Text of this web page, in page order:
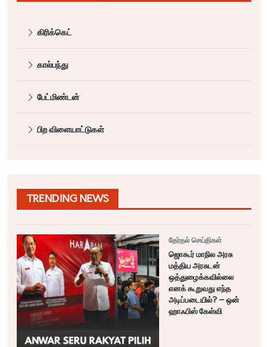
கிரிக்கெட்
கால்பந்து
பேட்மிண்டன்
பிற விளையாட்டுகள்
TRENDING NEWS
தேர்தல் செய்திகள்
ஜொகூர் மாநில அரசு
மத்திய அரசுடன்
ஒத்துழைக்கவில்லை
எனக் கூறுவது எந்த
அடிப்படையில்? – ஒன்
ஹாஃபிஸ் கேள்வி